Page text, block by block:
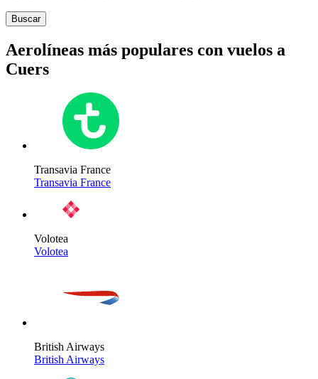
Buscar
Aerolíneas más populares con vuelos a
Cuers
Transavia France
Transavia France
Volotea
Volotea
British Airways
British Airways